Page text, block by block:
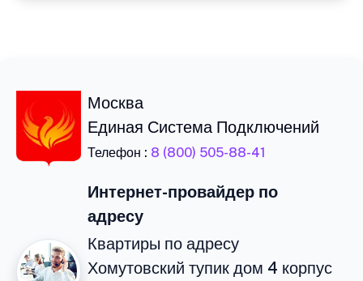
Москва
Единая Система Подключений
Телефон : 8 (800) 505-88-41
Интернет-провайдер по
адресу
Квартиры по адресу
Хомутовский тупик дом 4 корпус